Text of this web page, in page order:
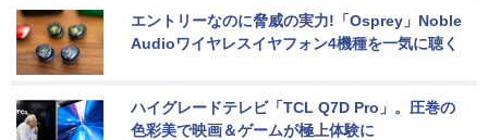
エントリーなのに脅威の実力!「Osprey」Noble
Audioワイヤレスイヤフォン4機種を一気に聴く
ハイグレードテレビ「TCL Q7D Pro」。圧巻の
色彩美で映画＆ゲームが極上体験に